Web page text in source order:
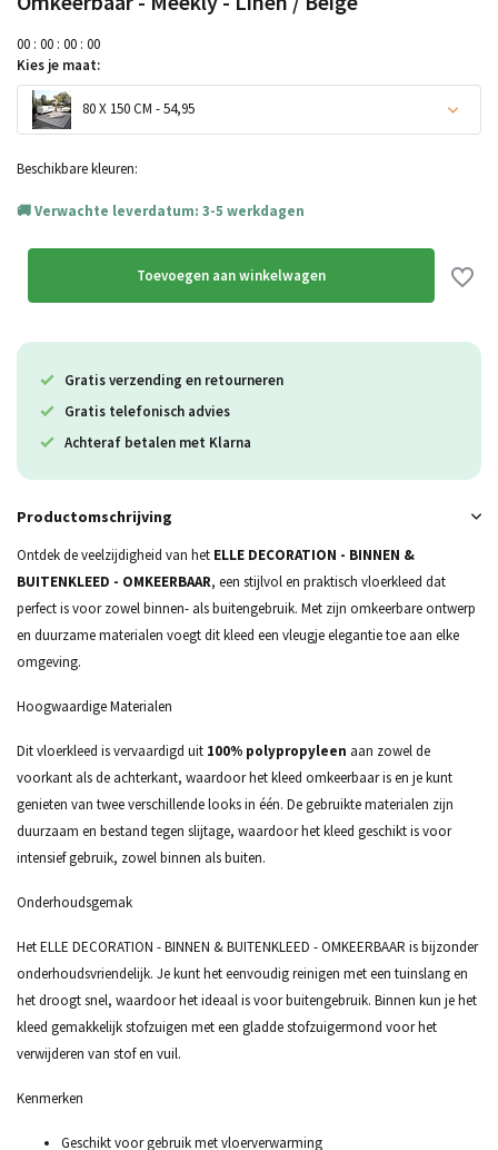
00 : 00 : 00 : 00
Kies je maat:
80 X 150 CM - 54,95
Uitverkocht
Beschikbare kleuren:
Verwachte leverdatum: 3-5 werkdagen
Toevoegen aan winkelwagen
Gratis verzending en retourneren
Gratis telefonisch advies
Achteraf betalen met Klarna
Productomschrijving
Ontdek de veelzijdigheid van het ELLE DECORATION - BINNEN &
BUITENKLEED - OMKEERBAAR, een stijlvol en praktisch vloerkleed dat
perfect is voor zowel binnen- als buitengebruik. Met zijn omkeerbare ontwerp
en duurzame materialen voegt dit kleed een vleugje elegantie toe aan elke
omgeving.
Hoogwaardige Materialen
Dit vloerkleed is vervaardigd uit 100% polypropyleen aan zowel de
voorkant als de achterkant, waardoor het kleed omkeerbaar is en je kunt
genieten van twee verschillende looks in één. De gebruikte materialen zijn
duurzaam en bestand tegen slijtage, waardoor het kleed geschikt is voor
intensief gebruik, zowel binnen als buiten.
Onderhoudsgemak
Het ELLE DECORATION - BINNEN & BUITENKLEED - OMKEERBAAR is bijzonder
onderhoudsvriendelijk. Je kunt het eenvoudig reinigen met een tuinslang en
het droogt snel, waardoor het ideaal is voor buitengebruik. Binnen kun je het
kleed gemakkelijk stofzuigen met een gladde stofzuigermond voor het
verwijderen van stof en vuil.
Kenmerken
Geschikt voor gebruik met vloerverwarming